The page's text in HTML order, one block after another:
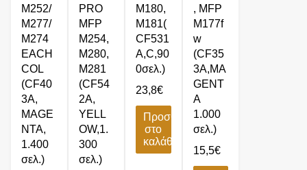
M252/
M277/
M274
EACH
COL
(CF40
3A,
MAGE
NTA,
1.400
σελ.)
PRO
MFP
M254,
M280,
M281
(CF54
2A,
YELL
OW,1.
300
σελ.)
M180,
M181(
CF531
A,C,90
0σελ.)
23,8€
Προσθήκη
στο
καλάθι
, MFP
M177f
w
(CF35
3A,MA
GENT
A
1.000
σελ.)
15,5€